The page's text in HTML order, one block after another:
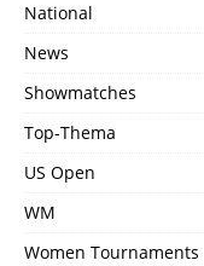
National
News
Showmatches
Top-Thema
US Open
WM
Women Tournaments